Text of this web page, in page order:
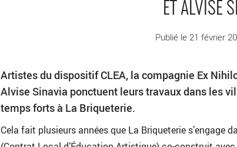
ET ALVISE
Publié le 21 février
Artistes du dispositif CLEA, la compagnie Ex
Alvise Sinavia ponctuent leurs travaux dans les
temps forts à La Briqueterie.
Cela fait plusieurs années que La Briqueterie s’engage